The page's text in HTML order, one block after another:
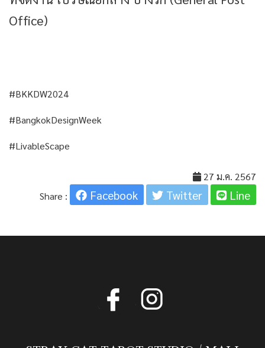
Office)
#BKKDW2024
#BangkokDesignWeek
#LivableScape
27 ม.ค. 2567
Share :
Facebook Twitter Line